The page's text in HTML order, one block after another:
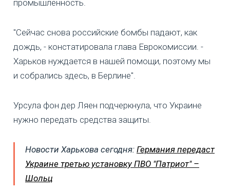
промышленность.
"Сейчас снова российские бомбы падают, как
дождь, - констатировала глава Еврокомиссии. -
Харьков нуждается в нашей помощи, поэтому мы
и собрались здесь, в Берлине".
Урсула фон дер Ляен подчеркнула, что Украине
нужно передать средства защиты.
Новости Харькова сегодня: Германия передаст
Украине третью установку ПВО "Патриот" –
Шольц